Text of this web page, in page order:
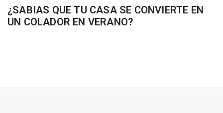
¿SABIAS QUE TU CASA SE CONVIERTE EN
UN COLADOR EN VERANO?